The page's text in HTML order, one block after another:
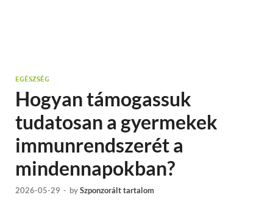
EGÉSZSÉG
Hogyan támogassuk
tudatosan a gyermekek
immunrendszerét a
mindennapokban?
2026-05-29 - bySzponzorált tartalom